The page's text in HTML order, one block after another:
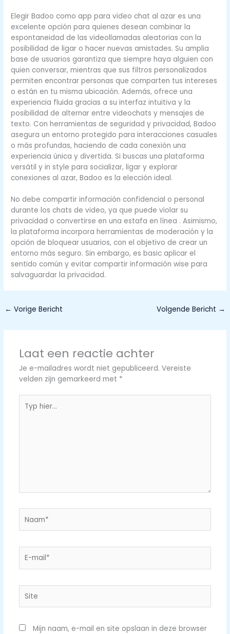
Elegir Badoo como app para video chat al azar es una
excelente opción para quienes desean combinar la
espontaneidad de las videollamadas aleatorias con la
posibilidad de ligar o hacer nuevas amistades. Su amplia
base de usuarios garantiza que siempre haya alguien con
quien conversar, mientras que sus filtros personalizados
permiten encontrar personas que comparten tus intereses
o están en tu misma ubicación. Además, ofrece una
experiencia fluida gracias a su interfaz intuitiva y la
posibilidad de alternar entre videochats y mensajes de
texto. Con herramientas de seguridad y privacidad, Badoo
asegura un entorno protegido para interacciones casuales
o más profundas, haciendo de cada conexión una
experiencia única y divertida. Si buscas una plataforma
versátil y in style para socializar, ligar y explorar
conexiones al azar, Badoo es la elección ideal.
No debe compartir información confidencial o personal
durante los chats de video, ya que puede violar su
privacidad o convertirse en una estafa en línea . Asimismo,
la plataforma incorpora herramientas de moderación y la
opción de bloquear usuarios, con el objetivo de crear un
entorno más seguro. Sin embargo, es basic aplicar el
sentido común y evitar compartir información wise para
salvaguardar la privacidad.
← Vorige Bericht Volgende Bericht →
Laat een reactie achter
Je e-mailadres wordt niet gepubliceerd. Vereiste
velden zijn gemarkeerd met *
hier...
mail*
Mijn naam, e-mail en site opslaan in deze browser